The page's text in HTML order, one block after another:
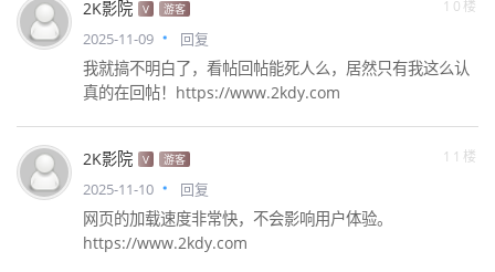
2K影院 V 游客 10楼
2025-11-09 回复
我就搞不明白了，看帖回帖能死人么，居然只有我这么认
真的在回帖！https://www.2kdy.com
2K影院 V 游客 11楼
2025-11-10 回复
网页的加载速度非常快，不会影响用户体验。
https://www.2kdy.com